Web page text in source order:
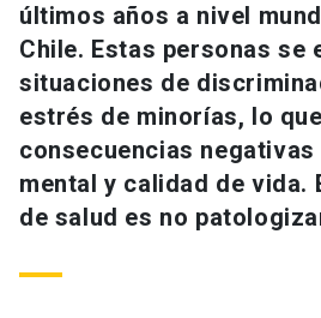
últimos años a nivel
Chile. Estas personas se
situaciones de
estrés de minorías, lo
consecuencias
mental y calidad de vida.
de salud es no